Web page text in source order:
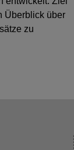
Überblick über
zu